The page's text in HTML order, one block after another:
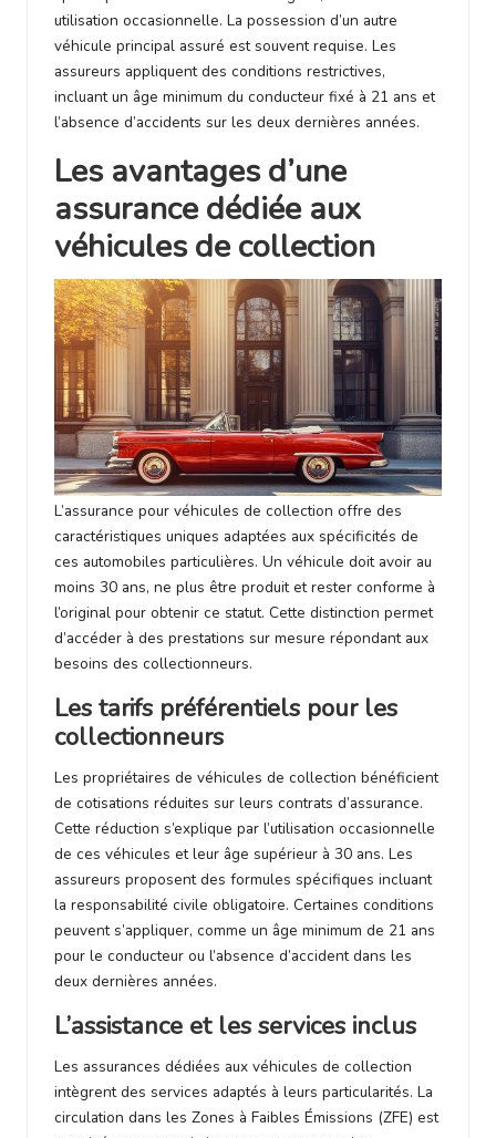
utilisation occasionnelle. La possession d’un autre
véhicule principal assuré est souvent requise. Les
assureurs appliquent des conditions restrictives,
incluant un âge minimum du conducteur fixé à 21 ans et
l’absence d’accidents sur les deux dernières années.
Les avantages d’une
assurance dédiée aux
véhicules de collection
L’assurance pour véhicules de collection offre des
caractéristiques uniques adaptées aux spécificités de
ces automobiles particulières. Un véhicule doit avoir au
moins 30 ans, ne plus être produit et rester conforme à
l’original pour obtenir ce statut. Cette distinction permet
d’accéder à des prestations sur mesure répondant aux
besoins des collectionneurs.
Les tarifs préférentiels pour les
collectionneurs
Les propriétaires de véhicules de collection bénéficient
de cotisations réduites sur leurs contrats d’assurance.
Cette réduction s’explique par l’utilisation occasionnelle
de ces véhicules et leur âge supérieur à 30 ans. Les
assureurs proposent des formules spécifiques incluant
la responsabilité civile obligatoire. Certaines conditions
peuvent s’appliquer, comme un âge minimum de 21 ans
pour le conducteur ou l’absence d’accident dans les
deux dernières années.
L’assistance et les services inclus
Les assurances dédiées aux véhicules de collection
intègrent des services adaptés à leurs particularités. La
circulation dans les Zones à Faibles Émissions (ZFE) est